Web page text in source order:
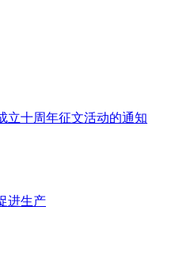
立十周年征文活动的通知
进生产